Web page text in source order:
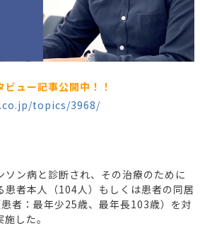
ュー記事公開中！！
topics/3968/
ン病と診断され、その治療のために
患者本人（104人）もしくは患者の同居
者：最年少25歳、最年長103歳）を対
した。